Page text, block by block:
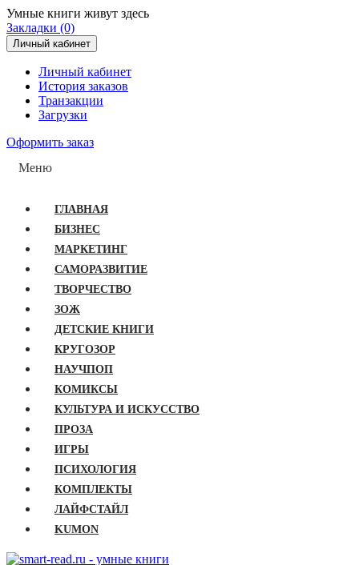
Умные книги живут здесь
Закладки (0)
Личный кабинет
Личный кабинет
История заказов
Транзакции
Загрузки
Оформить заказ
Меню
ГЛАВНАЯ
БИЗНЕС
МАРКЕТИНГ
САМОРАЗВИТИЕ
ТВОРЧЕСТВО
ЗОЖ
ДЕТСКИЕ КНИГИ
КРУГОЗОР
НАУЧПОП
КОМИКСЫ
КУЛЬТУРА И ИСКУССТВО
ПРОЗА
ИГРЫ
ПСИХОЛОГИЯ
КОМПЛЕКТЫ
ЛАЙФСТАЙЛ
KUMON